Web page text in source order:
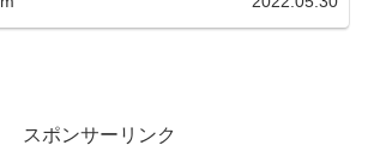
スポンサーリンク